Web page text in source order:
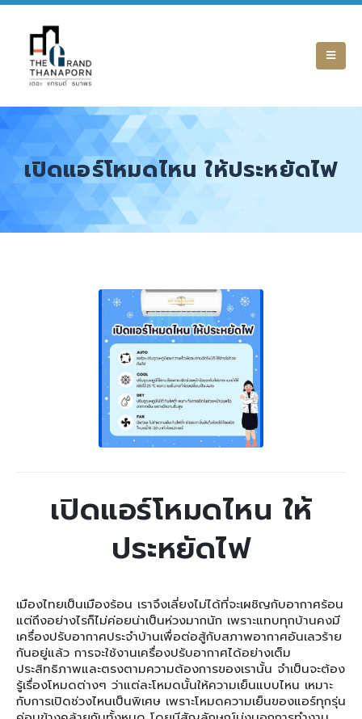
เปิดแอร์โหมดไหน ให้ประหยัดไฟ
เปิดแอร์โหมดไหน ให้
ประหยัดไฟ
เมืองไทยเป็นเมืองร้อน เราจึงเลี่ยงไม่ได้ที่จะเผชิญกับอากาศร้อน
แต่ถึงอย่างไรก็ไม่ค่อยน่าเป็นห่วงมากนัก เพราะแทบทุกบ้านคงมี
เครื่องปรับอากาศประจำบ้านเพื่อต่อสู้กับสภาพอากาศอันเลวร้าย
กันอยู่แล้ว การจะใช้งานเครื่องปรับอากาศได้อย่างเต็ม
ประสิทธิภาพและตรงตามความต้องการของเรานั้น จำเป็นจะต้อง
รู้เรื่องโหมดต่างๆ ว่าแต่ละโหมดนั้นให้ความเย็นแบบไหน เหมาะ
กับการเปิดช่วงไหนเป็นพิเศษ เพราะโหมดความเย็นของแอร์ทุกรุ่น